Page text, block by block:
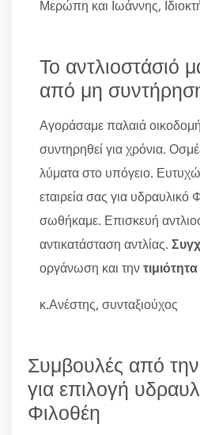
Μερώπη και Ιωάννης,
Το αντλιοστάσιό
από μη
Αγοράσαμε παλαιά
συντηρηθεί για χρόνια.
λύματα στο υπόγειο.
εταιρεία σας για υδραυλικό
σωθήκαμε. Επισκευή
αντικατάσταση αντλίας.
οργάνωση και τηντιμιότητα
κ.Ανέστης, συνταξιούχος
Συμβουλές από την
για επιλογή
Φιλοθέη